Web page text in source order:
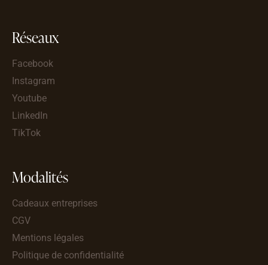
Réseaux
Facebook
Instagram
Youtube
LinkedIn
TikTok
Modalités
Cadeaux entreprises
CGV
Mentions légales
Politique de confidentialité